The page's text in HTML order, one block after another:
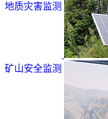
地质灾害监测
矿山安全监测